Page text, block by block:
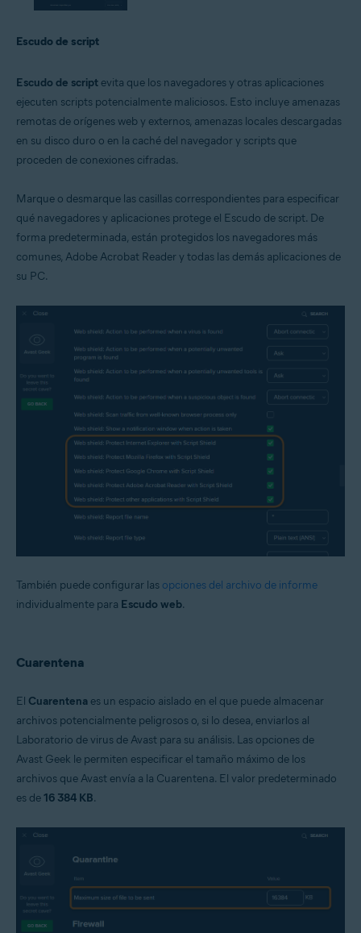
Escudo de script
Escudo de script evita que los navegadores y otras aplicaciones
ejecuten scripts potencialmente maliciosos. Esto incluye amenazas
remotas de orígenes web y externos, amenazas locales descargadas
en su disco duro o en la caché del navegador y scripts que
proceden de conexiones cifradas.
Marque o desmarque las casillas correspondientes para especificar
qué navegadores y aplicaciones protege el Escudo de script. De
forma predeterminada, están protegidos los navegadores más
comunes, Adobe Acrobat Reader y todas las demás aplicaciones de
su PC.
También puede configurar las opciones del archivo de informe
individualmente para Escudo web.
Cuarentena
El Cuarentena es un espacio aislado en el que puede almacenar
archivos potencialmente peligrosos o, si lo desea, enviarlos al
Laboratorio de virus de Avast para su análisis. Las opciones de
Avast Geek le permiten especificar el tamaño máximo de los
archivos que Avast envía a la Cuarentena. El valor predeterminado
es de16 384 KB.